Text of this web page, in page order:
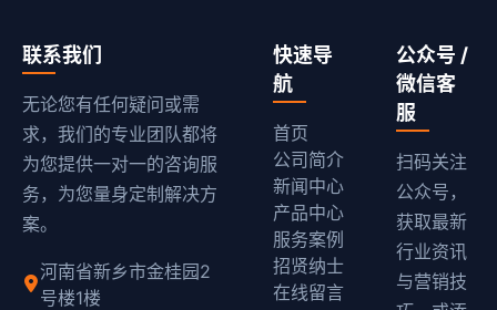
联系我们
无论您有任何疑问或需
求，我们的专业团队都将
为您提供一对一的咨询服
务，为您量身定制解决方
案。
河南省新乡市金桂园2
号楼1楼
快速导
航
首页
公司简介
新闻中心
产品中心
服务案例
招贤纳士
在线留言
公众号 /
微信客
服
扫码关注
公众号，
获取最新
行业资讯
与营销技